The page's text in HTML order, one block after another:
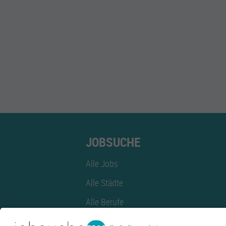
Begrüßung und Unterstützung am Aufnahmetag (z.
Spaziergängen und kleinen Aktivitäten;...
09.07.2026
JOBSUCHE
Alle Jobs
Alle Städte
Alle Berufe
Alle Berufe nach Stadt